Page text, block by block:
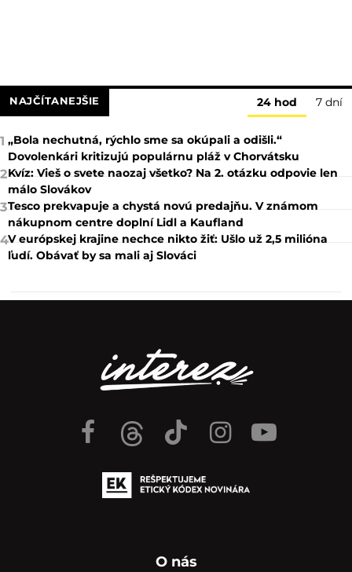
NAJČÍTANEJŠIE 24 hod 7 dní
1 „Bola nechutná, rýchlo sme sa okúpali a odišli.“
Dovolenkári kritizujú populárnu pláž v Chorvátsku
2Kvíz: Vieš o svete naozaj všetko? Na 2. otázku odpovie len
málo Slovákov
3Tesco prekvapuje a chystá novú predajňu. V známom
nákupnom centre doplní Lidl a Kaufland
4V európskej krajine nechce nikto žiť: Ušlo už 2,5 milióna
ľudí. Obávať by sa mali aj Slováci
O nás